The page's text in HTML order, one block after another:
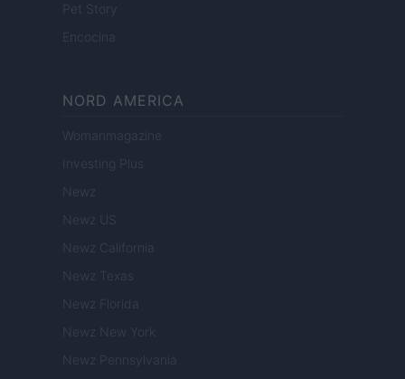
Pet Story
Encocina
NORD AMERICA
Womanmagazine
Investing Plus
Newz
Newz US
Newz California
Newz Texas
Newz Florida
Newz New York
Newz Pennsylvania